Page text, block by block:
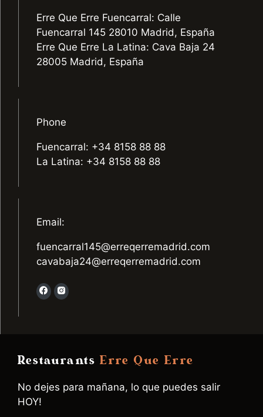
Erre Que Erre Fuencarral: Calle
Fuencarral 145 28010 Madrid, España
Erre Que Erre La Latina: Cava Baja 24
28005 Madrid, España
Phone
Fuencarral: +34 8158 88 88
La Latina: +34 8158 88 88
Email:
fuencarral145@erreqerremadrid.com
cavabaja24@erreqerremadrid.com
RestaurantsErre Que Erre
No dejes para mañana, lo que puedes salir
HOY!